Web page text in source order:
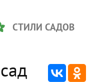
СТИЛИ САДОВ